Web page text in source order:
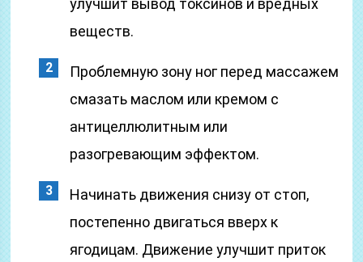
улучшит вывод токсинов и вредных
веществ.
Проблемную зону ног перед массажем
смазать маслом или кремом с
антицеллюлитным или
разогревающим эффектом.
Начинать движения снизу от стоп,
постепенно двигаться вверх к
ягодицам. Движение улучшит приток